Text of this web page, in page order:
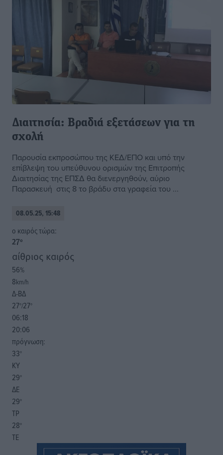
Διαιτησία: Βραδιά εξετάσεων για τη
σχολή
Παρουσία εκπροσώπου της ΚΕΔ/ΕΠΟ και υπό την
επίβλεψη του υπεύθυνου ορισμών της Επιτροπής
Διαιτησίας της ΕΠΣΔ θα διενεργηθούν, αύριο
Παρασκευή στις 8 το βράδυ στα γραφεία του ...
08.05.25, 15:48
o καιρός τώρα:
27°
αίθριος καιρός
56%
8km/h
Δ-ΒΔ
27°/27°
06:18
20:06
πρόγνωση:
33°
ΚΥ
29°
ΔΕ
29°
ΤΡ
28°
ΤΕ